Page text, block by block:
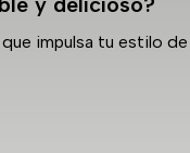
impulsa tu estilo